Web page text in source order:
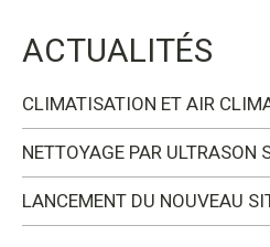
ACTUALITÉS
CLIMATISATION ET AIR
NETTOYAGE PAR ULTRASON
LANCEMENT DU NOUVEAU